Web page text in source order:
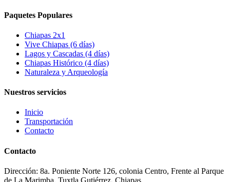
Paquetes Populares
Chiapas 2x1
Vive Chiapas (6 días)
Lagos y Cascadas (4 días)
Chiapas Histórico (4 días)
Naturaleza y Arqueología
Nuestros servicios
Inicio
Transportación
Contacto
Contacto
Dirección: 8a. Poniente Norte 126, colonia Centro, Frente al Parque
de La Marimba, Tuxtla Gutiérrez, Chiapas